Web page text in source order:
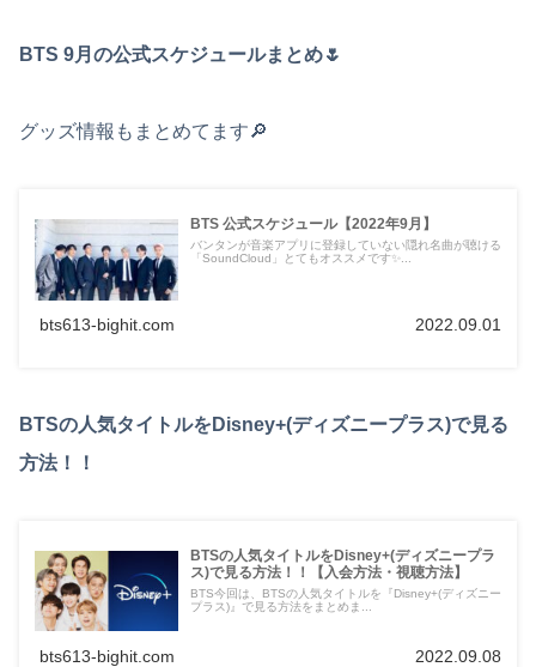
BTS 9月の公式スケジュールまとめ🌷
グッズ情報もまとめてます🔎
BTS 公式スケジュール【2022年9月】
バンタンが音楽アプリに登録していない隠れ名曲が聴ける
「SoundCloud」とてもオススメです✨...
bts613-bighit.com 2022.09.01
BTSの人気タイトルをDisney+(ディズニープラス)で見る
方法！！
BTSの人気タイトルをDisney+(ディズニープラ
ス)で見る方法！！【入会方法・視聴方法】
BTS今回は、BTSの人気タイトルを『Disney+(ディズニー
プラス)』で見る方法をまとめま...
bts613-bighit.com 2022.09.08